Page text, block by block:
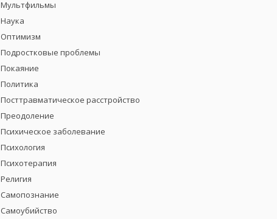
Мультфильмы
Наука
Оптимизм
Подростковые проблемы
Покаяние
Политика
Посттравматическое расстройство
Преодоление
Психическое заболевание
Психология
Психотерапия
Религия
Самопознание
Самоубийство